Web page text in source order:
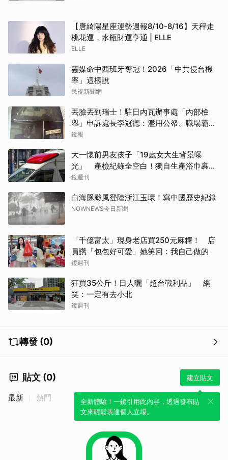
【唐綺陽星座運勢週報8/10-8/16】天秤走
桃花運，水瓶財運亨通 | ELLE
ELLE
靈媒命中西班牙奪冠！2026「中共侵台機
率」這樣說
民視新聞網
丟臉丟到瑞士！駐日內瓦辦事處「內部檢
舉」申訴處長李冠德：濫用公帑、職場霸
凌、超速仔拒繳罰單 外交部要查了
鏡報
大一懷前男友孩子「19歲女大生背景曝
光」 產檢紀錄全空白！獨自生產浴巾裹嬰
屍藏家5天
鏡週刊
白海豚颱風登陸浙江玉環！寫中國歷史紀錄
NOWNEWS今日新聞
「千億富太」現身老店買250元麻糬！ 店
員讚「包包好可愛」她笑回：我自己做的
鏡週刊
狂買35公斤！日人曬「超台戰利品」 網
笑：一定有去小北
鏡週刊
轉發 (0)
貼文 (0) 建立貼文
全新體驗！一鍵引用此內容，透過發布貼
文來輕鬆表達個人立場。
最新 熱門
取消